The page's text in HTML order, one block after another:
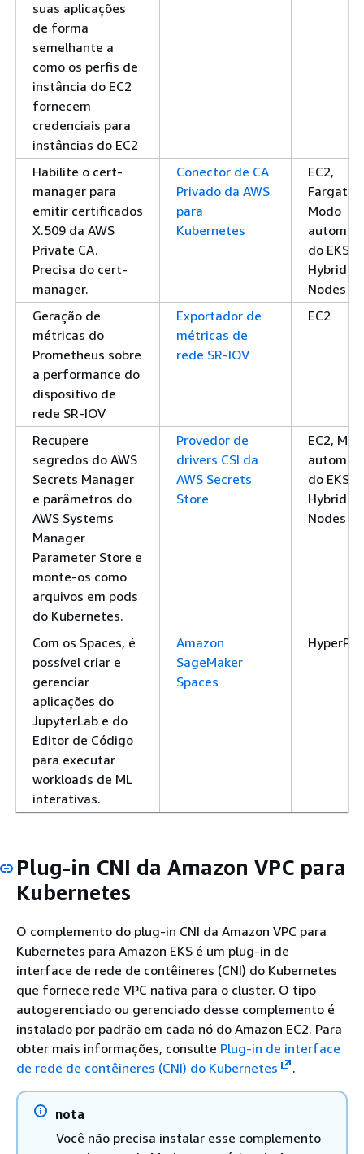
suas aplicações
de forma
semelhante a
como os perfis de
instância do EC2
fornecem
credenciais para
instâncias do EC2
Habilite o cert-
manager para
emitir certificados
X.509 da AWS
Private CA.
Precisa do cert-
manager.
Conector de CA
Privado da AWS
para
Kubernetes
EC2,
Fargate,
Modo
do EKS,
Hybrid
Nodes
Geração de
métricas do
Prometheus sobre
a performance do
dispositivo de
rede SR-IOV
Exportador de
métricas de
rede SR-IOV
EC2
Recupere
segredos do AWS
Secrets Manager
e parâmetros do
AWS Systems
Manager
Parameter Store e
monte-os como
arquivos em pods
do Kubernetes.
Provedor de
drivers CSI da
AWS Secrets
Store
EC2,
do EKS,
Hybrid
Nodes
Com os Spaces, é
possível criar e
gerenciar
aplicações do
JupyterLab e do
Editor de Código
para executar
workloads de ML
interativas.
Amazon
SageMaker
Spaces
Plug-in CNI da Amazon VPC para
Kubernetes
O complemento do plug-in CNI da Amazon VPC para
Kubernetes para Amazon EKS é um plug-in de
interface de rede de contêineres (CNI) do Kubernetes
que fornece rede VPC nativa para o cluster. O tipo
autogerenciado ou gerenciado desse complemento é
instalado por padrão em cada nó do Amazon EC2. Para
obter mais informações, consulte Plug-in de interface
de rede de contêineres (CNI) do Kubernetes
.
nota
Você não precisa instalar esse complemento